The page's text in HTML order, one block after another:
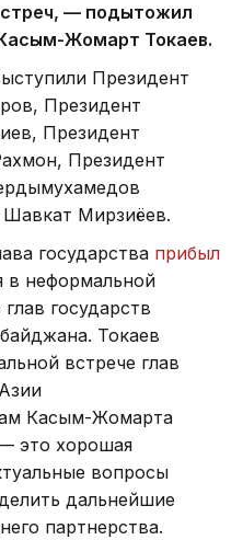
— подытожил
Жомарт Токаев.
Президент
Президент
Президент
Президент
Шавкат Мирзиёев.
государства прибыл
в неформальной
государств
Токаев
встрече глав
Касым-Жомарта
это хорошая
вопросы
дальнейшие
партнерства.